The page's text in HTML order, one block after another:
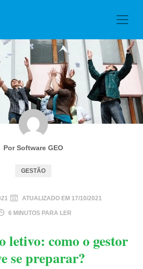
Por Software GEO
GESTÃO
ATUALIZADO EM 17/10/2021
6 MINUTOS PARA LER
letivo: como o gestor
se preparar?